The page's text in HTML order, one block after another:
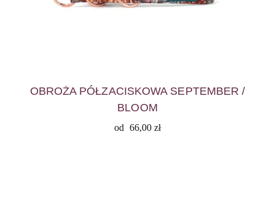
OBROŻA PÓŁZACISKOWA SEPTEMBER /
BLOOM
od 66,00 zł